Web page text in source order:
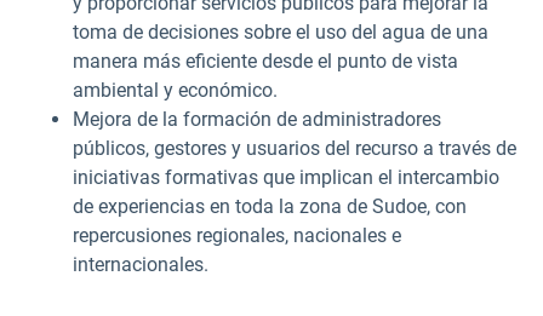
toma de decisiones sobre el uso del agua de una
manera más eficiente desde el punto de vista
ambiental y económico.
Mejora de la formación de administradores
públicos, gestores y usuarios del recurso a través de
iniciativas formativas que implican el intercambio
de experiencias en toda la zona de Sudoe, con
repercusiones regionales, nacionales e
internacionales.